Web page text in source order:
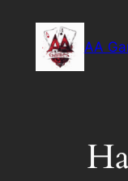
springen
AA